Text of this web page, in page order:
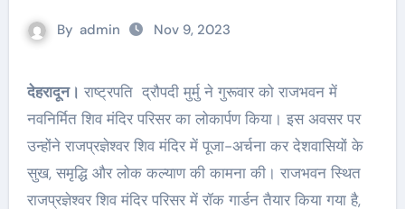
By admin Nov 9, 2023
देहरादून। राष्ट्रपति द्रौपदी मुर्मु ने गुरूवार को राजभवन में
नवनिर्मित शिव मंदिर परिसर का लोकार्पण किया। इस अवसर पर
उन्होंने राजप्रज्ञेश्वर शिव मंदिर में पूजा-अर्चना कर देशवासियों के
सुख, समृद्धि और लोक कल्याण की कामना की। राजभवन स्थित
राजप्रज्ञेश्वर शिव मंदिर परिसर में रॉक गार्डन तैयार किया गया है,